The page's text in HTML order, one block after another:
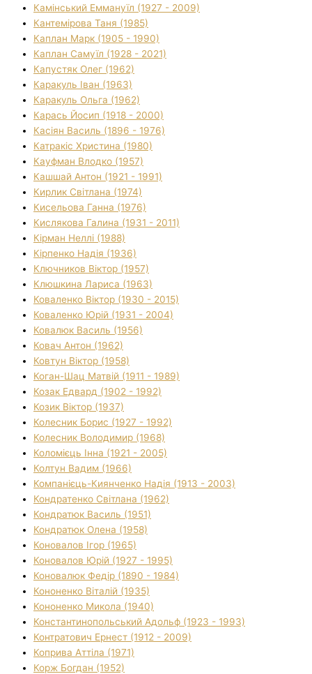
Камінський Еммануїл (1927 - 2009)
Кантемірова Таня (1985)
Каплан Марк (1905 - 1990)
Каплан Самуїл (1928 - 2021)
Капустяк Олег (1962)
Каракуль Іван (1963)
Каракуль Ольга (1962)
Карась Йосип (1918 - 2000)
Касіян Василь (1896 - 1976)
Катракіс Христина (1980)
Кауфман Влодко (1957)
Кашшай Антон (1921 - 1991)
Кирлик Світлана (1974)
Кисельова Ганна (1976)
Кислякова Галина (1931 - 2011)
Кірман Неллі (1988)
Кірпенко Надія (1936)
Ключников Віктор (1957)
Клюшкина Лариса (1963)
Коваленко Віктор (1930 - 2015)
Коваленко Юрій (1931 - 2004)
Ковалюк Василь (1956)
Ковач Антон (1962)
Ковтун Віктор (1958)
Коган-Шац Матвій (1911 - 1989)
Козак Едвард (1902 - 1992)
Козик Віктор (1937)
Колесник Борис (1927 - 1992)
Колесник Володимир (1968)
Коломієць Інна (1921 - 2005)
Колтун Вадим (1966)
Компанієць-Киянченко Надія (1913 - 2003)
Кондратенко Світлана (1962)
Кондратюк Василь (1951)
Кондратюк Олена (1958)
Коновалов Ігор (1965)
Коновалов Юрій (1927 - 1995)
Коновалюк Федір (1890 - 1984)
Кононенко Віталій (1935)
Кононенко Микола (1940)
Константинопольський Адольф (1923 - 1993)
Контратович Ернест (1912 - 2009)
Коприва Аттіла (1971)
Корж Богдан (1952)